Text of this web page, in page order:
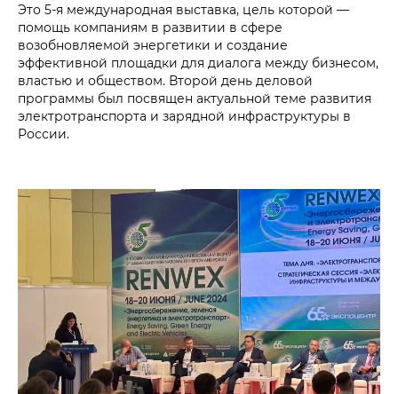
Это 5-я международная выставка, цель которой —
помощь компаниям в развитии в сфере
возобновляемой энергетики и создание
эффективной площадки для диалога между бизнесом,
властью и обществом. Второй день деловой
программы был посвящен актуальной теме развития
электротранспорта и зарядной инфраструктуры в
России.